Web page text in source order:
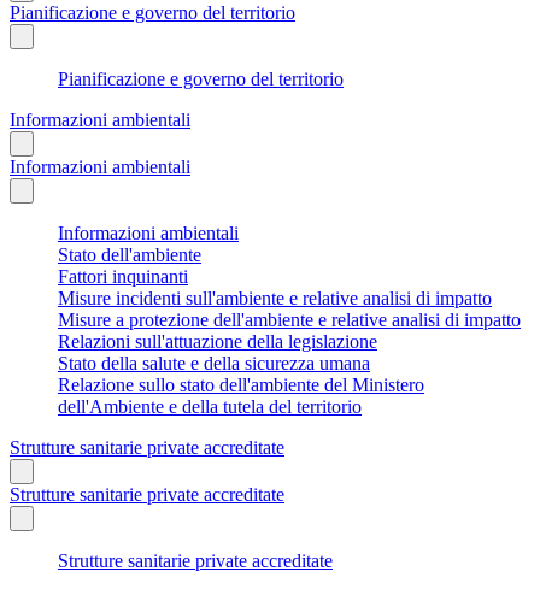
Pianificazione e governo del territorio
Pianificazione e governo del territorio
Informazioni ambientali
Informazioni ambientali
Informazioni ambientali
Stato dell'ambiente
Fattori inquinanti
Misure incidenti sull'ambiente e relative analisi di impatto
Misure a protezione dell'ambiente e relative analisi di impatto
Relazioni sull'attuazione della legislazione
Stato della salute e della sicurezza umana
Relazione sullo stato dell'ambiente del Ministero
dell'Ambiente e della tutela del territorio
Strutture sanitarie private accreditate
Strutture sanitarie private accreditate
Strutture sanitarie private accreditate